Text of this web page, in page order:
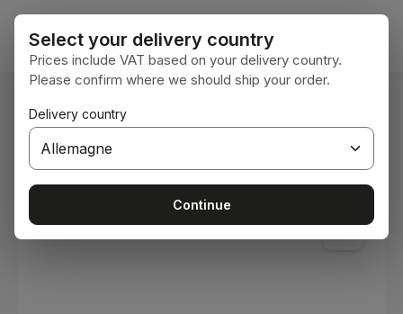
Passer au contenu principal
Vous êtes ici : Accueil
Peintures et vernis
Ignorer la galerie d'images
Select your delivery country
Prices include VAT based on your delivery country.
Please confirm where we should ship your order.
Delivery country
Continue